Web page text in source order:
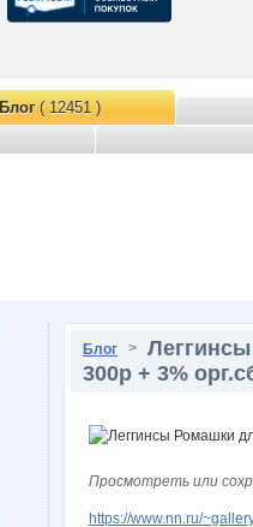
Блог( 12451 )
Блог >
300р + 3%
Просмотреть или
https://www.nn.ru/